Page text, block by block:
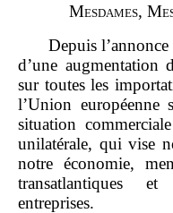
Mesdames, M
Depuis
d’une augmentation
sur toutes les
l’Union européenne
situation
unilatérale, qui vise
notre économie,
transatlantiques
entreprises.